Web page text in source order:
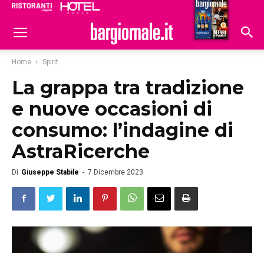
Hoteldomani
Home Spirit
La grappa tra tradizione
e nuove occasioni di
consumo: l’indagine di
AstraRicerche
Di Giuseppe Stabile - 7 Dicembre 2023